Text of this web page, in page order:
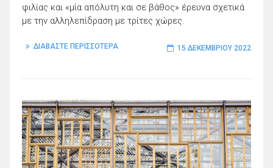
φιλίας και «μία απόλυτη και σε βάθος» έρευνα σχετικά
με την αλληλεπίδραση με τρίτες χώρες.
ΔΙΑΒΑΣΤΕ ΠΕΡΙΣΣΟΤΕΡΑ 15 ΔΕΚΕΜΒΡΊΟΥ 2022